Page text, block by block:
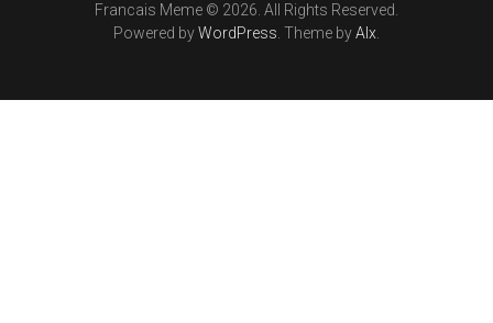
Francais Meme © 2026. All Rights Reserved.
Powered byWordPress . Theme byAlx